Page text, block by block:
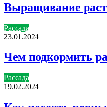
Выращивание
Рассада
23.01.2024
Чем подкормить
Рассада
19.02.2024